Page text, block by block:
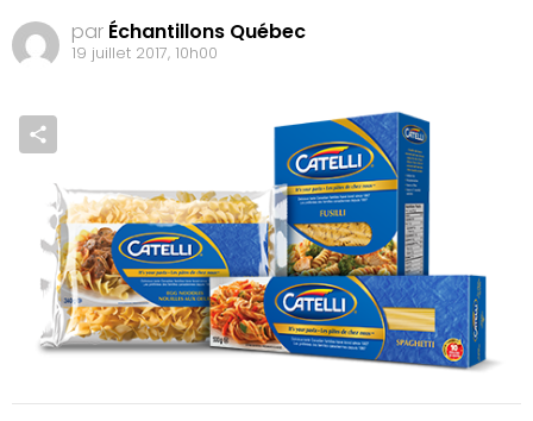
par Échantillons Québec
19 juillet 2017, 10h00